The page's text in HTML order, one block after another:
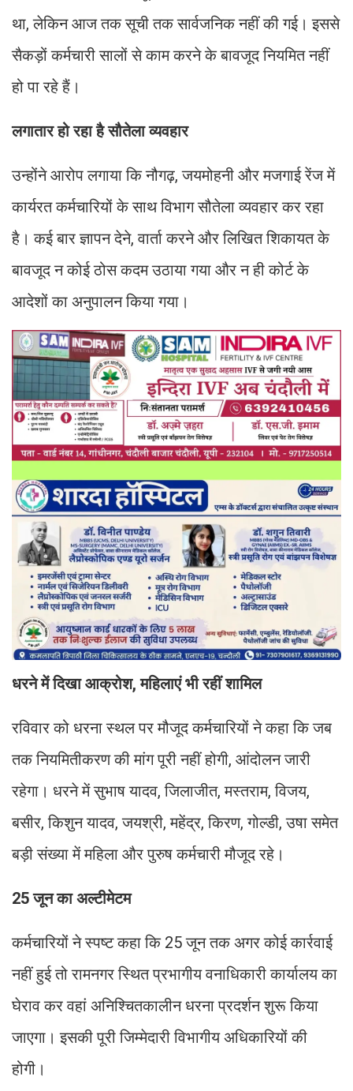
था, लेकिन आज तक सूची तक सार्वजनिक नहीं की गई। इससे
सैकड़ों कर्मचारी सालों से काम करने के बावजूद नियमित नहीं
हो पा रहे हैं।
लगातार हो रहा है सौतेला व्यवहार
उन्होंने आरोप लगाया कि नौगढ़, जयमोहनी और मजगाई रेंज में
कार्यरत कर्मचारियों के साथ विभाग सौतेला व्यवहार कर रहा
है। कई बार ज्ञापन देने, वार्ता करने और लिखित शिकायत के
बावजूद न कोई ठोस कदम उठाया गया और न ही कोर्ट के
आदेशों का अनुपालन किया गया।
धरने में दिखा आक्रोश, महिलाएं भी रहीं शामिल
रविवार को धरना स्थल पर मौजूद कर्मचारियों ने कहा कि जब
तक नियमितीकरण की मांग पूरी नहीं होगी, आंदोलन जारी
रहेगा। धरने में सुभाष यादव, जिलाजीत, मस्तराम, विजय,
बसीर, किशुन यादव, जयश्री, महेंद्र, किरण, गोल्डी, उषा समेत
बड़ी संख्या में महिला और पुरुष कर्मचारी मौजूद रहे।
25 जून का अल्टीमेटम
कर्मचारियों ने स्पष्ट कहा कि 25 जून तक अगर कोई कार्रवाई
नहीं हुई तो रामनगर स्थित प्रभागीय वनाधिकारी कार्यालय का
घेराव कर वहां अनिश्चितकालीन धरना प्रदर्शन शुरू किया
जाएगा। इसकी पूरी जिम्मेदारी विभागीय अधिकारियों की
होगी।